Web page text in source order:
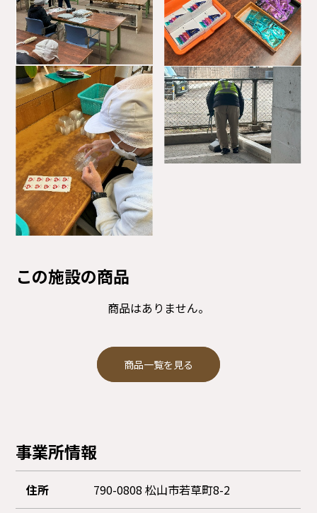
この施設の商品
商品はありません。
商品一覧を見る
事業所情報
住所 790-0808 松山市若草町8-2